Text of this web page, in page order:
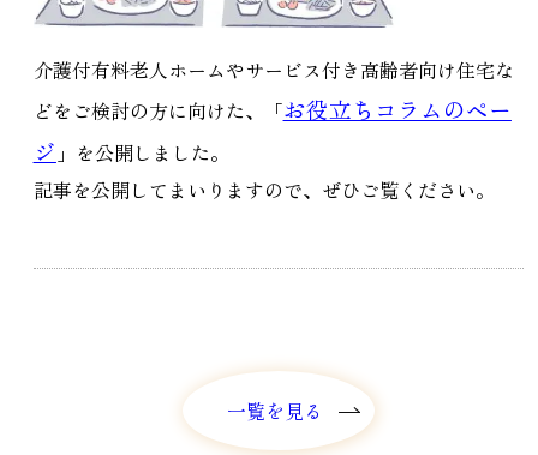
介護付有料老人ホームやサービス付き高齢者向け住宅な
どをご検討の方に向けた、「お役立ちコラムのペー
ジ 」を公開しました。
記事を公開してまいりますので、ぜひご覧ください。
一覧を見る
一覧を見る